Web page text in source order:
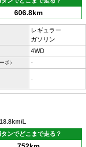
606.8km
レギュラー
ガソリン
4WD
ボ） -
-
18.8km/L
ンでどこまで走る？